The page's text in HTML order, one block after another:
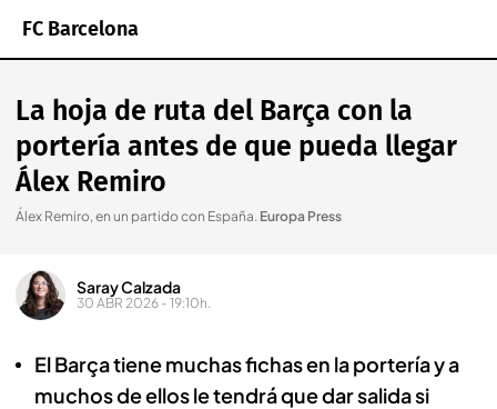
FC Barcelona
La hoja de ruta del Barça con la
portería antes de que pueda llegar
Álex Remiro
Álex Remiro, en un partido con España. Europa Press
Saray Calzada
30 ABR 2026 - 19:10h.
El Barça tiene muchas fichas en la portería y a
muchos de ellos le tendrá que dar salida si